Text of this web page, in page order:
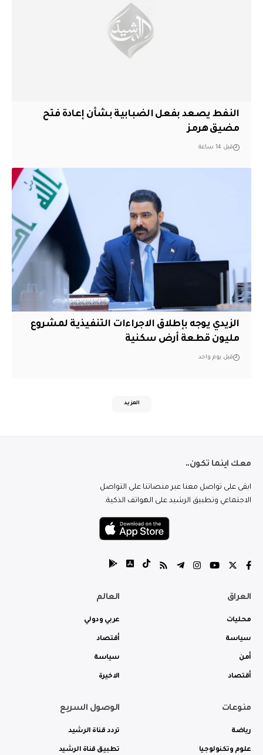
النفط يصعد بفعل الضبابية بشأن إعادة فتح
مضيق هرمز
قبل 14 ساعة
الزيدي يوجه بإطلاق الاجراءات التنفيذية لمشروع
مليون قطعة أرض سكنية
قبل يوم واحد
المزيد
معك اينما تكون..
ابقى على تواصل معنا عبر منصاتنا على التواصل
الاجتماعي وتطبيق الرشيد على الهواتف الذكية.
العراق
محليات
سياسة
أمن
أقتصاد
العالم
عربي ودولي
أقتصاد
سياسة
الاخيرة
منوعات
رياضة
علوم وتكنولوجيا
الوصول السريع
تردد قناة الرشيد
تطبيق قناة الرشيد